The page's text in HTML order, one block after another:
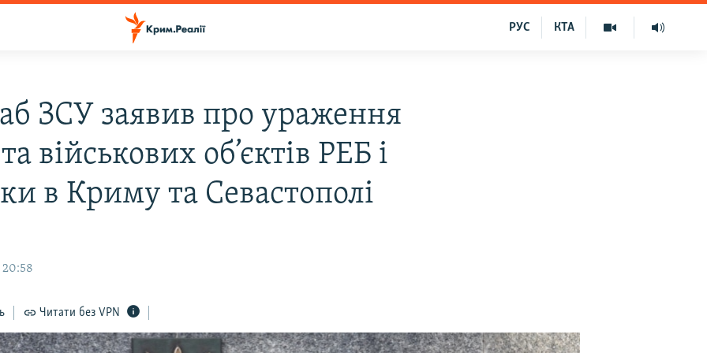
КТА
РУС
ЗСУ заявив про ураження
військових об’єктів РЕБ і
в Криму та Севастополі
20:58
Читати без VPN